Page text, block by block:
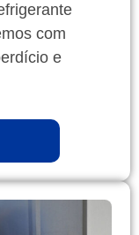
com
e